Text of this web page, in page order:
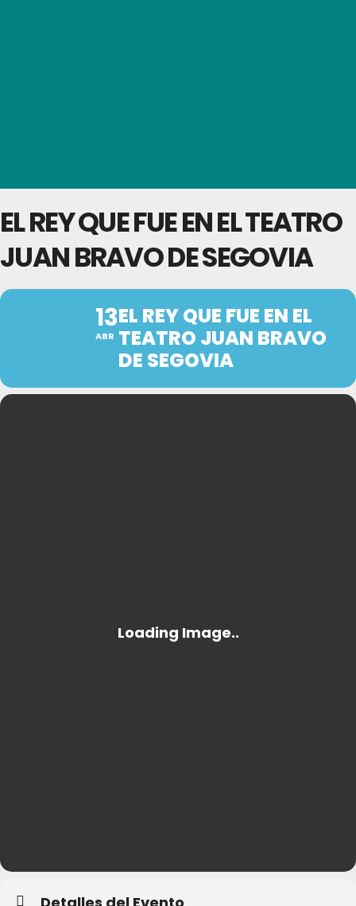
EL REY QUE FUE EN EL TEATRO
JUAN BRAVO DE SEGOVIA
13
ABR
EL REY QUE FUE EN EL
TEATRO JUAN BRAVO
DE SEGOVIA